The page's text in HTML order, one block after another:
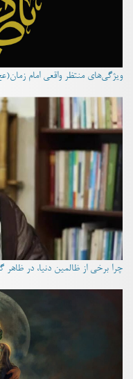
ویژگی‌های منتظر واقعی امام
چرا برخی از ظالمین دنیا، در ظاهر